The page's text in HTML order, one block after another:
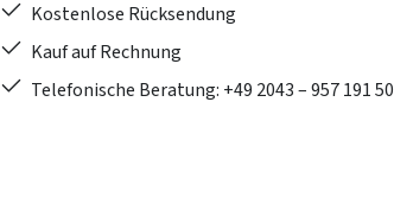
Kostenlose Rücksendung
Kauf auf Rechnung
Telefonische Beratung: +49 2043 – 957 191 50